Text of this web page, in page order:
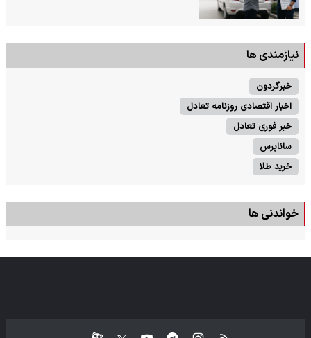
نیازمندی ها
خبرگردون
اخبار اقتصادی روزنامه تعادل
خبر فوری تعادل
ساناپرس
خرید طلا
خواندنی ها